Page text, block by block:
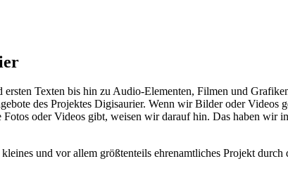
ersten Texten bis hin zu Audio-Elementen, Filmen und
des Projektes Digisaurier. Wenn wir Bilder oder Videos
oder Videos gibt, weisen wir darauf hin. Das haben wir
und vor allem größtenteils ehrenamtliches Projekt